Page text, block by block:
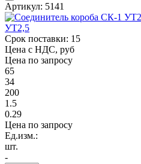
Артикул: 5141
УТ2,5
Срок поставки: 15
Цена с НДС, руб
Цена по запросу
65
34
200
1.5
0.29
Цена по запросу
Ед.изм.:
шт.
-